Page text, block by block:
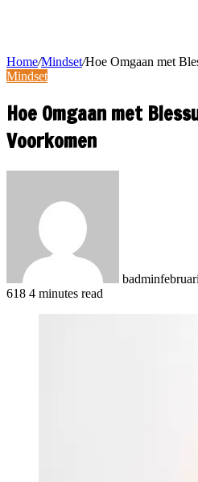
Home/Mindset/Hoe Omgaan met
Mindset
Hoe Omgaan met
Voorkomen
badmin
618 4 minutes read